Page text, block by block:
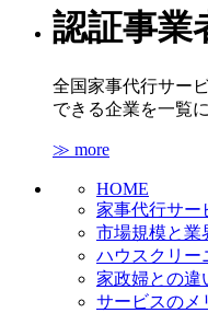
認証事業
全国家事代行サー
できる企業を一覧
≫ more
HOME
家事代行サー
市場規模と業
ハウスクリー
家政婦との違
サービスのメ